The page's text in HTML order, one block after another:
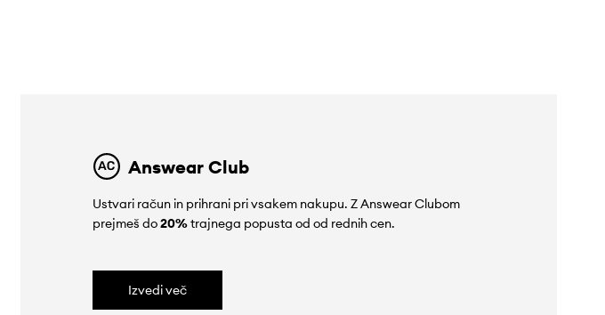
Answear Club
Ustvari račun in prihrani pri vsakem nakupu. Z Answear Clubom
prejmeš do20%trajnega popusta od od rednih cen.
Izvedi več